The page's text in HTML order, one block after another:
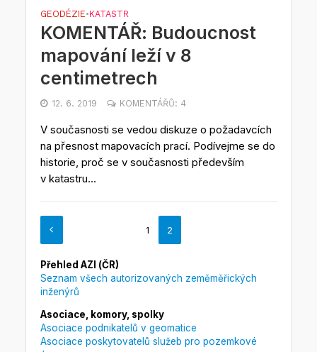
GEODÉZIE•KATASTR
KOMENTÁŘ: Budoucnost
mapování leží v 8
centimetrech
12. 6. 2019 KOMENTÁŘŮ: 4
V současnosti se vedou diskuze o požadavcích
na přesnost mapovacích prací. Podívejme se do
historie, proč se v současnosti především
v katastru...
1 2
Přehled AZI (ČR)
Seznam všech autorizovaných zeměměřických
inženýrů
Asociace, komory, spolky
Asociace podnikatelů v geomatice
Asociace poskytovatelů služeb pro pozemkové